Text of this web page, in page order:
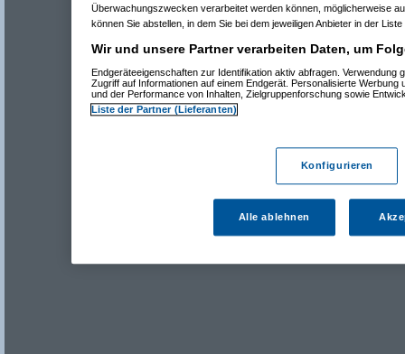
Überwachungszwecken verarbeitet werden können, möglicherweise
können Sie abstellen, in dem Sie bei dem jeweiligen Anbieter in der
Wir und unsere Partner verarbeiten Daten, um
Endgeräteeigenschaften zur Identifikation aktiv abfragen. Verwendung
Zugriff auf Informationen auf einem Endgerät. Personalisierte Werbung
und der Performance von Inhalten, Zielgruppenforschung sowie
Liste der Partner (Lieferanten)
Konfigurieren
Alle ablehnen